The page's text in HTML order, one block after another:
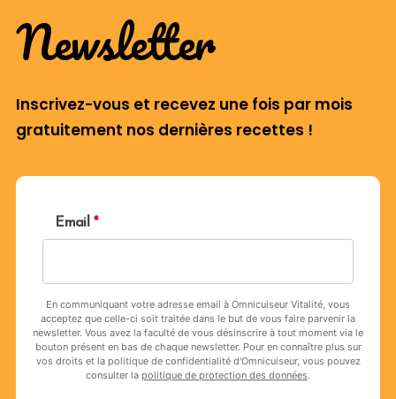
Newsletter
Inscrivez-vous et recevez une fois par mois
gratuitement nos dernières recettes !